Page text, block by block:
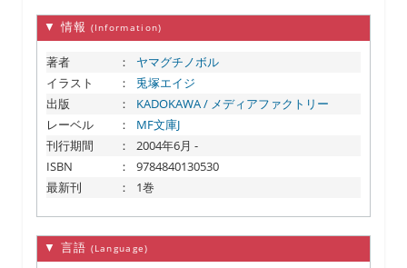
▼ 情報 (Information)
著者 ：
ヤマグチノボル
イラスト
：
兎塚エイジ
出版
：
KADOKAWA / メディアファクトリー
レーベル
：
MF文庫J
刊行期間
：
2004年6月 -
ISBN
：
9784840130530
最新刊
： 1巻
▼ 言語 (Language)